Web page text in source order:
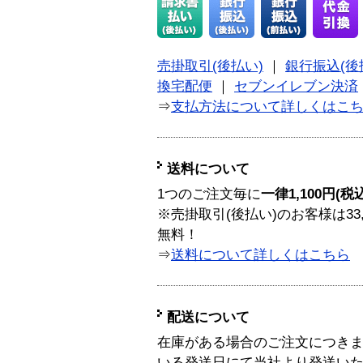
売掛取引(後払い) ｜ 銀行振込(後
換宅配便 ｜ セブンイレブン決済
⇒支払方法について詳しくはこ
送料について
1つのご注文毎に一律1,100円(税
※売掛取引(後払い)のお客様は
無料！
⇒送料について詳しくはこちら
配送について
在庫がある場合のご注文につき